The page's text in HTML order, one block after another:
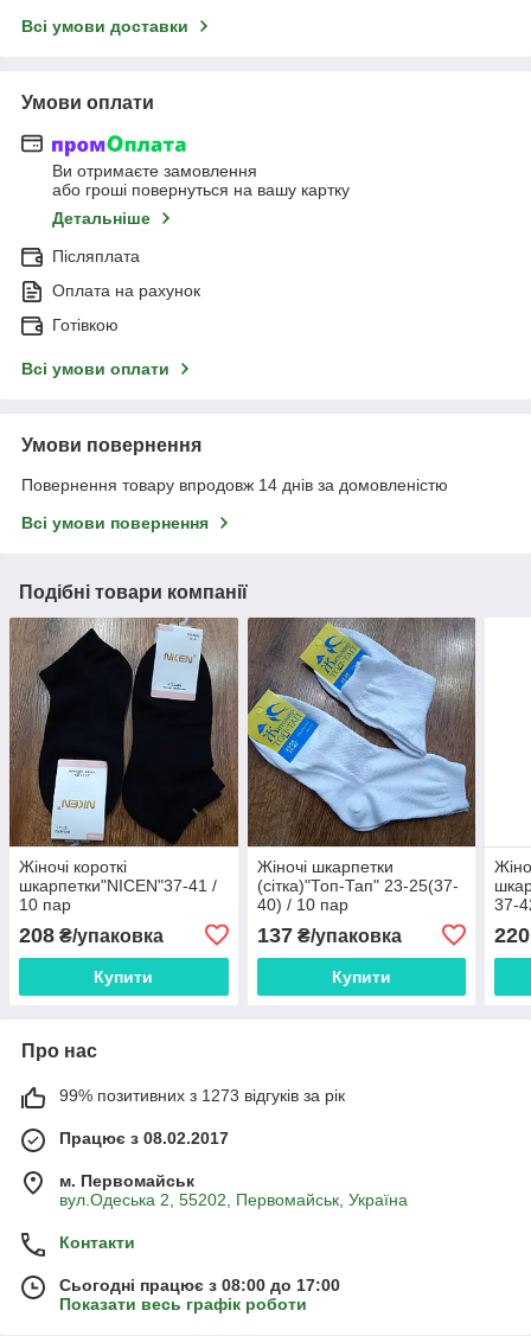
Всі умови доставки
Умови оплати
Ви отримаєте замовлення
або гроші повернуться на вашу картку
Детальніше
Післяплата
Оплата на рахунок
Готівкою
Всі умови оплати
Умови повернення
Повернення товару впродовж 14 днів за домовленістю
Всі умови повернення
Подібні товари компанії
Жіночі короткі
шкарпетки"NICEN"37-41 /
10 пар
208 ₴/упаковка
Купити
Жіночі шкарпетки
(сітка)"Топ-Тап" 23-25(37-
40) / 10 пар
137₴/упаковка
Купити
37-
220
Про нас
99% позитивних з 1273 відгуків за рік
Працює з 08.02.2017
м. Первомайськ
вул.Одеська 2, 55202, Первомайськ, Україна
Контакти
Сьогодні працює з 08:00 до 17:00
Показати весь графік роботи